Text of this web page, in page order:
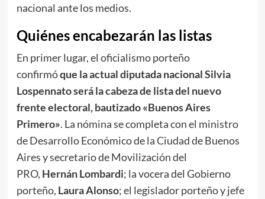
nacional ante los medios.
Quiénes encabezarán las listas
En primer lugar, el oficialismo porteño
confirmóque la actual diputada nacional Silvia
Lospennato será la cabeza de lista del nuevo
frente electoral, bautizado «Buenos Aires
Primero». La nómina se completa con el ministro
de Desarrollo Económico de la Ciudad de Buenos
Aires y secretario de Movilización del
PRO, Hernán Lombardi; la vocera del Gobierno
porteño, Laura Alonso; el legislador porteño y jefe